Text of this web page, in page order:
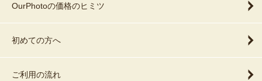
OurPhotoの価格のヒミツ
初めての方へ
ご利用の流れ